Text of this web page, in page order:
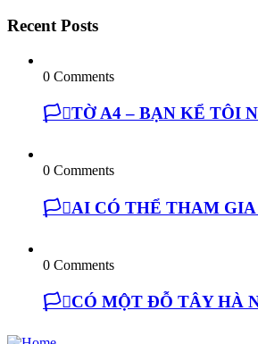
Recent Posts
0 Comments
🏳️‍⚧️TỜ A4 – BẠN KỂ TÔI
0 Comments
🏳️‍⚧️AI CÓ THỂ THAM GIA
0 Comments
🏳️‍⚧️CÓ MỘT ĐỖ TÂY HÀ